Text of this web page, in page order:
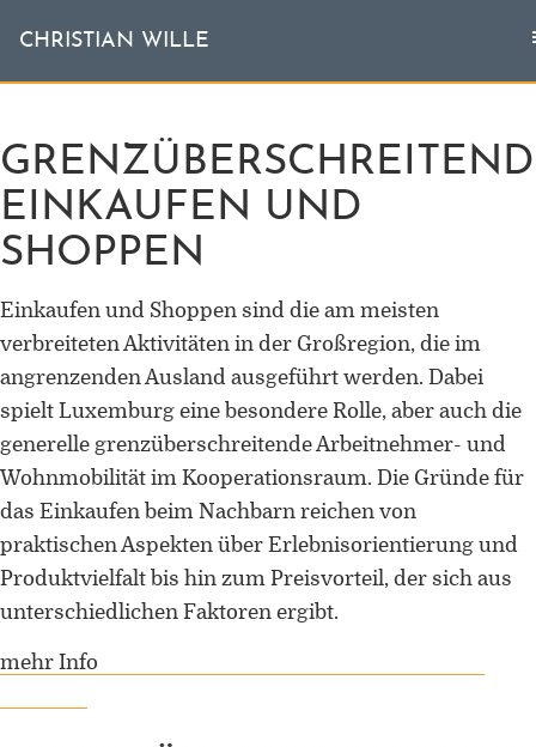
Aktuell
Themen
Publikationen
CHRISTIAN WILLE
EINKAUFEN UND
SHOPPEN
Einkaufen und Shoppen sind die am meisten
verbreiteten Aktivitäten in der Großregion, die im
angrenzenden Ausland ausgeführt werden. Dabei
spielt Luxemburg eine besondere Rolle, aber auch die
generelle grenzüberschreitende Arbeitnehmer- und
Wohnmobilität im Kooperationsraum. Die Gründe für
das Einkaufen beim Nachbarn reichen von
praktischen Aspekten über Erlebnisorientierung und
Produktvielfalt bis hin zum Preisvorteil, der sich aus
unterschiedlichen Faktoren ergibt.
mehr Info